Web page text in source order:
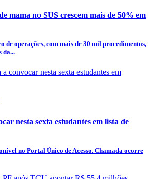
mama no SUS crescem mais de 50% em
de operações, com mais de 30 mil procedimentos,
da...
nesta sexta estudantes em lista de
no Portal Único de Acesso. Chamada ocorre